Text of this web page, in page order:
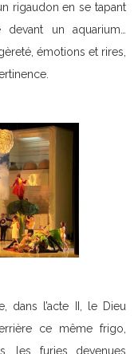
rigaudon en se tapant
un aquarium…
émotions et rires,
dans l’acte II, le Dieu
ce même frigo,
les furies devenues